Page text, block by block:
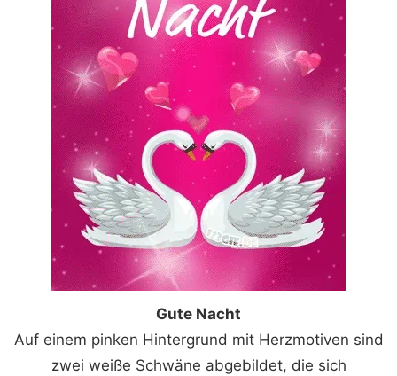
Gute Nacht
Auf einem pinken Hintergrund mit Herzmotiven sind
zwei weiße Schwäne abgebildet, die sich